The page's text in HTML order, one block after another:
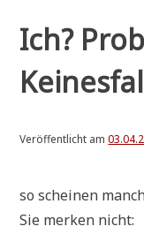
Ich?
Veröffentlicht am
so schei­nen
Sie mer­ken nicht: